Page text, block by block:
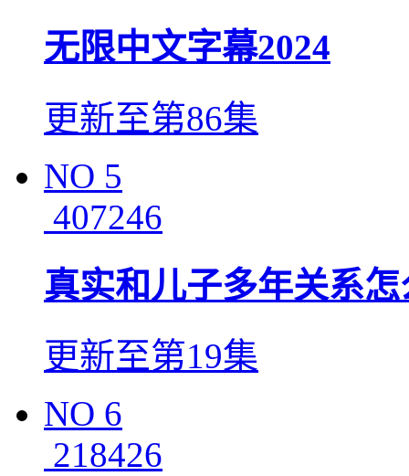
无限中文字幕2024
更新至第86集
NO 5
407246
真实和儿子多年关系怎
更新至第19集
NO 6
218426